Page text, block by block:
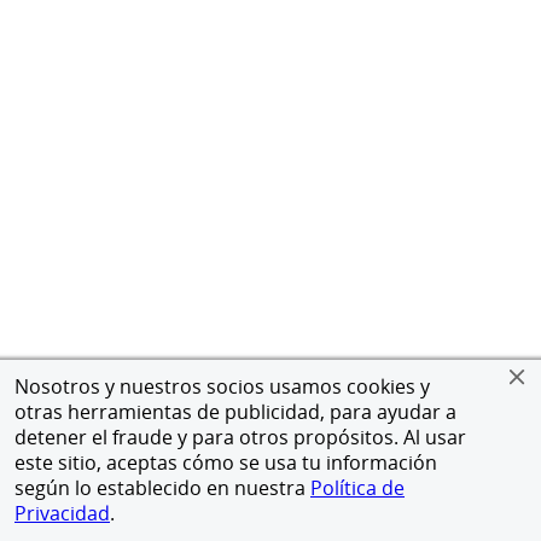
Nosotros y nuestros socios usamos cookies y
otras herramientas de publicidad, para ayudar a
detener el fraude y para otros propósitos. Al usar
este sitio, aceptas cómo se usa tu información
según lo establecido en nuestra Política de
Privacidad.